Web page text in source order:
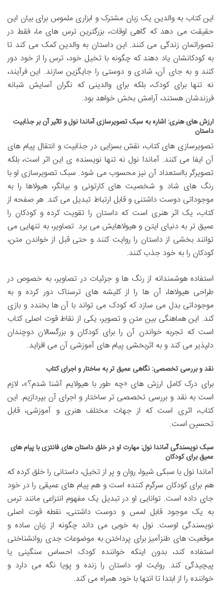
این کتاب به والدین یک زبان مشترک و ابزاری ملموس برای بیان این
حقیقت می دهد که گاهی اوقات، بزرگترین ترس های ما، فقط در
تصوراتمان زندگی می کنند. این داستان به والدین کمک می کند تا
به کودکانشان یاد دهند که چگونه با تخیل خود، ترس را از خود دور
کنند و به جای آن، شادی و دوستی را جایگزین سازند. این فرآیند،
نه تنها برای کودک، بلکه برای والدینی که نگران آسایش شبانه
فرزندشان هستند، آرامش بخش خواهد بود.
ارزش های هنری: اشاره به سبک تصویرسازی آماندا نول و تاثیر آن بر جذابیت
داستان
تصویرسازی های کتاب، نقش بسزایی در جذابیت و انتقال پیام های
آن ایفا می کنند. آماندا نول نه تنها نویسنده ی این اثر است، بلکه
تصویرگر بااستعداد آن نیز محسوب می شود. سبک تصویرسازی او با
رنگ های شاد و شخصیت های کارتونی و بیانگر، هیولاها را به
موجوداتی دوست داشتنی و قابل ارتباط تبدیل می کند. هر صفحه از
کتاب، یک اثر هنری است که داستان را تقویت کرده و کودکان را
عمیق تر به دنیای ایتن و هیولاهایش می برد. تصاویر، به تنهایی می
توانند بخشی از داستان را روایت کنند و حتی قبل از خواندن متن،
کودکان را به خود جذب کنند.
استفاده هوشمندانه از رنگ ها و جزئیات در تصاویر، به خصوص در
طراحی هیولاها، آن ها را از کلیشه های ترسناک دور کرده و به
موجوداتی بدل می سازد که کودک می تواند با آن ها بخندد و بازی
کند. این هماهنگی بین متن و تصویر، یکی از نقاط قوت اصلی کتاب
است که تجربه خواندن آن را برای کودکان و بزرگسالان دوچندان
دلپذیر می کند و به اثربخشی پیام های آموزشی آن می افزاید.
نقد و بررسی تخصصی: نگاهی عمیق تر به ساختار و اجرای کتاب
برای درک کامل ارزش های «چه طور با هیولایم آشنا شدم؟»، لازم
است به نقد و بررسی تخصصی تر ساختار و اجرای آن بپردازیم. این
کتاب، اثری است که از جهات مختلف هنری و آموزشی، قابل
تحسین است.
سبک نویسندگی آماندا نول: مهارت او در خلق داستان های فانتزی با پیام های
عمیق برای کودکان
آماندا نول با سبکی شیوا، روان و پر از تخیل، داستانی را خلق کرده که
هم برای کودکان سرگرم کننده است و هم پیام های عمیقی را در خود
جای داده است. توانایی او در تبدیل یک مفهوم انتزاعی مانند ترس
به یک موجود قابل لمس و دوست داشتنی، نقطه قوت اصلی
نویسندگی اوست. نول به خوبی می داند چگونه از زبان ساده و
موقعیت های طنزآمیز برای پرداختن به موضوعات جدی روانشناختی
استفاده کند، بدون اینکه خواننده کودک احساس سنگینی یا
پیچیدگی کند. روایت او، داستان را زنده و پویا نگه می دارد و
خواننده را از ابتدا تا انتها با خود همراه می کند.